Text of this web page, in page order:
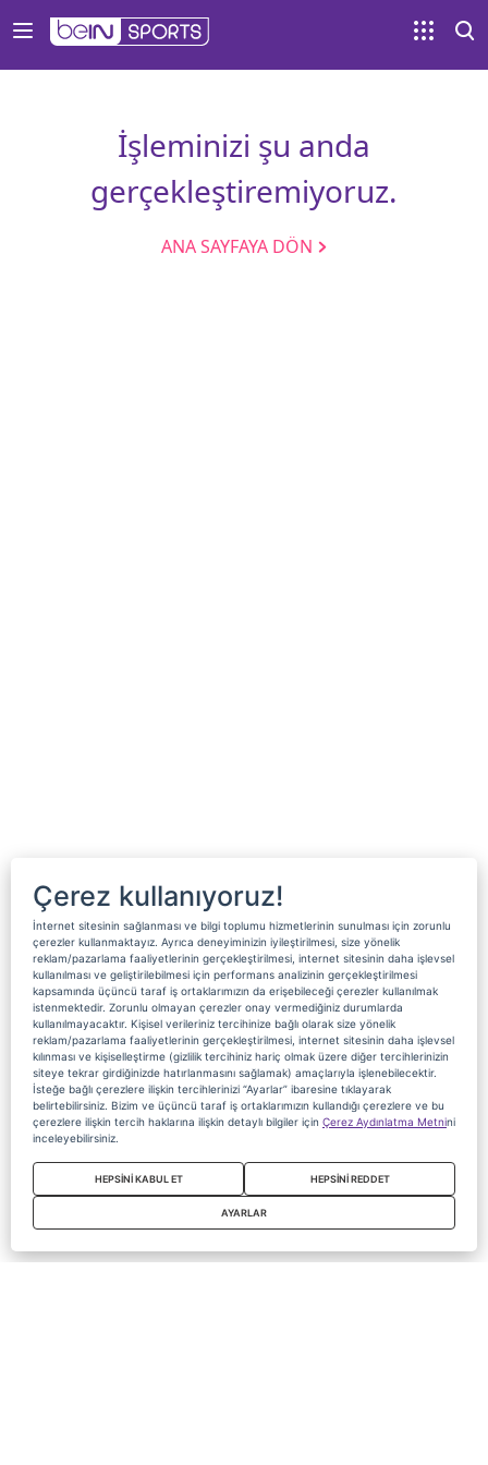
İşleminizi şu anda
gerçekleştiremiyoruz.
ANA SAYFAYA DÖN
Çerez kullanıyoruz!
İnternet sitesinin sağlanması ve bilgi toplumu hizmetlerinin sunulması için zorunlu
çerezler kullanmaktayız. Ayrıca deneyiminizin iyileştirilmesi, size yönelik
reklam/pazarlama faaliyetlerinin gerçekleştirilmesi, internet sitesinin daha işlevsel
kullanılması ve geliştirilebilmesi için performans analizinin gerçekleştirilmesi
kapsamında üçüncü taraf iş ortaklarımızın da erişebileceği çerezler kullanılmak
istenmektedir. Zorunlu olmayan çerezler onay vermediğiniz durumlarda
kullanılmayacaktır. Kişisel verileriniz tercihinize bağlı olarak size yönelik
reklam/pazarlama faaliyetlerinin gerçekleştirilmesi, internet sitesinin daha işlevsel
kılınması ve kişiselleştirme (gizlilik tercihiniz hariç olmak üzere diğer tercihlerinizin
siteye tekrar girdiğinizde hatırlanmasını sağlamak) amaçlarıyla işlenebilecektir.
İsteğe bağlı çerezlere ilişkin tercihlerinizi “Ayarlar” ibaresine tıklayarak
belirtebilirsiniz. Bizim ve üçüncü taraf iş ortaklarımızın kullandığı çerezlere ve bu
çerezlere ilişkin tercih haklarına ilişkin detaylı bilgiler için Çerez Aydınlatma Metnini
inceleyebilirsiniz.
HEPSİNİ KABUL ET HEPSİNİ REDDET
AYARLAR